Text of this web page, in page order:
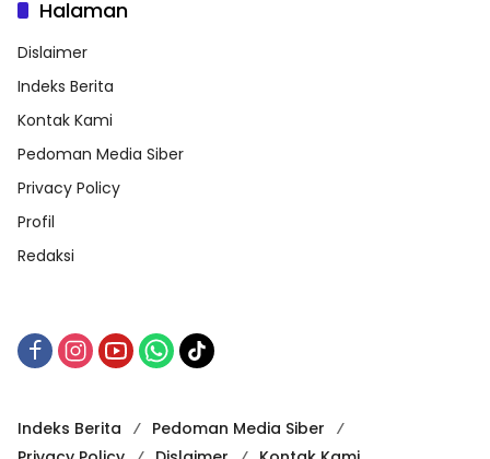
Halaman
Dislaimer
Indeks Berita
Kontak Kami
Pedoman Media Siber
Privacy Policy
Profil
Redaksi
Indeks Berita
Pedoman Media Siber